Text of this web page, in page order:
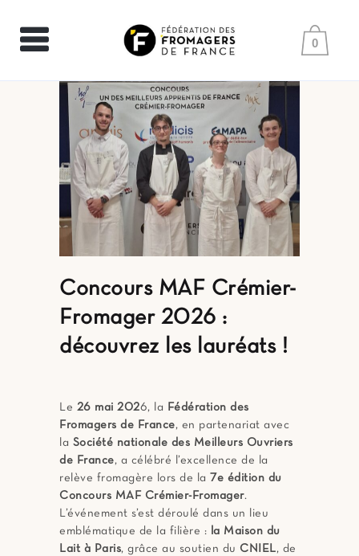
0
Concours MAF Crémier-
Fromager 2026 :
découvrez les lauréats !
Le 26 mai 2026, la
Fédération des
Fromagers de France, en partenariat avec
la Société nationale des Meilleurs Ouvriers
de France, a célébré l’excellence de la
relève fromagère lors de la 7e édition du
Concours MAF Crémier-Fromager.
L’événement s’est déroulé dans un lieu
emblématique de la filière : la Maison du
Lait à Paris, grâce au soutien du CNIEL, de